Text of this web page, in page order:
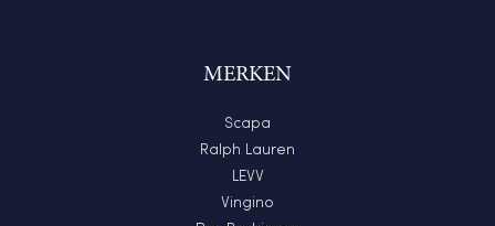
MERKEN
Scapa
Ralph Lauren
LEVV
Vingino